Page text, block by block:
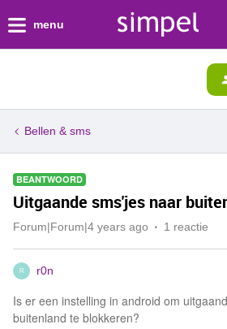
menu
Bellen & sms
BEANTWOORD
Uitgaande sms'jes naar
Forum|Forum|4 years ago 1 reactie
R r0n
Is er een instelling in android om
buitenland te blokkeren?